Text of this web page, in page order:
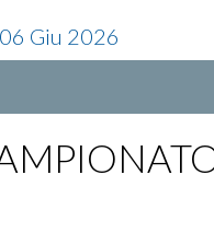
06 Giu 2026